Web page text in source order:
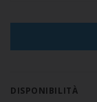
DISPONIBILITÀ